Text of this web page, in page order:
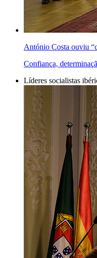
António Costa ouviu
Confiança,
Líderes socialistas